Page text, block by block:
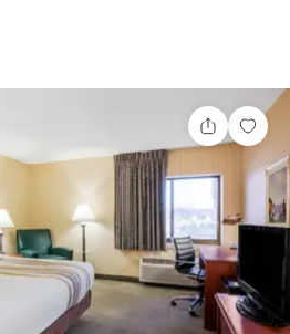
Teilen